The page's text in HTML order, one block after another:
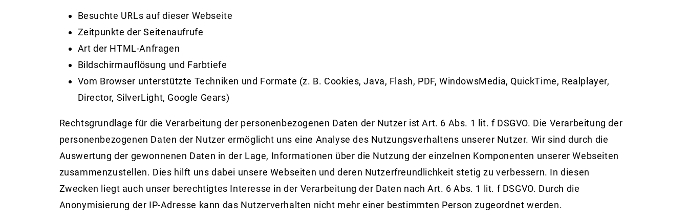
Besuchte URLs auf dieser Webseite
Zeitpunkte der Seitenaufrufe
Art der HTML-Anfragen
Bildschirmauflösung und Farbtiefe
Vom Browser unterstützte Techniken und Formate (z. B. Cookies, Java, Flash, PDF, WindowsMedia, QuickTime, Realplayer,
Director, SilverLight, Google Gears)
Rechtsgrundlage für die Verarbeitung der personenbezogenen Daten der Nutzer ist Art. 6 Abs. 1 lit. f DSGVO. Die Verarbeitung der
personenbezogenen Daten der Nutzer ermöglicht uns eine Analyse des Nutzungsverhaltens unserer Nutzer. Wir sind durch die
Auswertung der gewonnenen Daten in der Lage, Informationen über die Nutzung der einzelnen Komponenten unserer Webseiten
zusammenzustellen. Dies hilft uns dabei unsere Webseiten und deren Nutzerfreundlichkeit stetig zu verbessern. In diesen
Zwecken liegt auch unser berechtigtes Interesse in der Verarbeitung der Daten nach Art. 6 Abs. 1 lit. f DSGVO. Durch die
Anonymisierung der IP-Adresse kann das Nutzerverhalten nicht mehr einer bestimmten Person zugeordnet werden.